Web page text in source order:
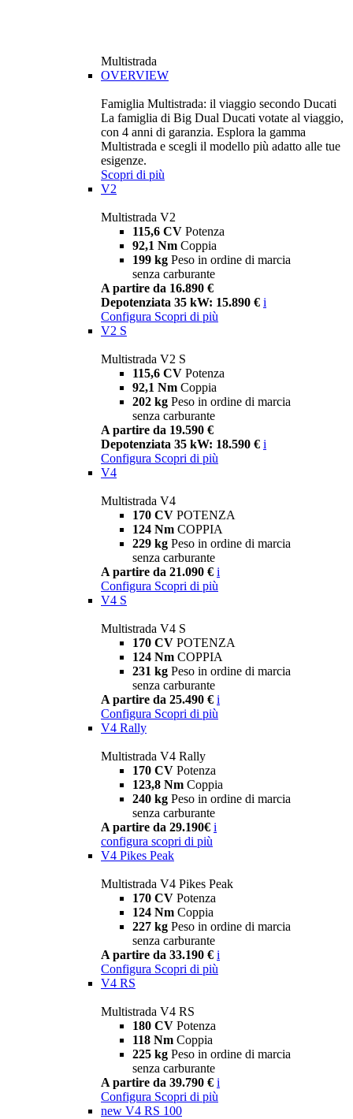
Multistrada
OVERVIEW
Famiglia Multistrada: il viaggio secondo Ducati
La famiglia di Big Dual Ducati votate al viaggio,
con 4 anni di garanzia. Esplora la gamma
Multistrada e scegli il modello più adatto alle tue
esigenze.
Scopri di più
V2
Multistrada V2
115,6 CV Potenza
92,1 Nm Coppia
199 kg Peso in ordine di marcia
senza carburante
A partire da 16.890 €
Depotenziata 35 kW: 15.890 € i
Configura Scopri di più
V2 S
Multistrada V2 S
115,6 CV Potenza
92,1 Nm Coppia
202 kg Peso in ordine di marcia
senza carburante
A partire da 19.590 €
Depotenziata 35 kW: 18.590 € i
Configura Scopri di più
V4
Multistrada V4
170 CV POTENZA
124 Nm COPPIA
229 kg Peso in ordine di marcia
senza carburante
A partire da 21.090 € i
Configura Scopri di più
V4 S
Multistrada V4 S
170 CV POTENZA
124 Nm COPPIA
231 kg Peso in ordine di marcia
senza carburante
A partire da 25.490 € i
Configura Scopri di più
V4 Rally
Multistrada V4 Rally
170 CV Potenza
123,8 Nm Coppia
240 kg Peso in ordine di marcia
senza carburante
A partire da 29.190€ i
configura scopri di più
V4 Pikes Peak
Multistrada V4 Pikes Peak
170 CV Potenza
124 Nm Coppia
227 kg Peso in ordine di marcia
senza carburante
A partire da 33.190 € i
Configura Scopri di più
V4 RS
Multistrada V4 RS
180 CV Potenza
118 Nm Coppia
225 kg Peso in ordine di marcia
senza carburante
A partire da 39.790 € i
Configura Scopri di più
new V4 RS 100